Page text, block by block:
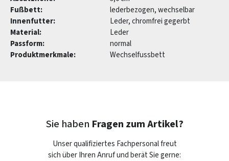
Fußbett:
lederbezogen, wechselbar
Innenfutter:
Leder, chromfrei gegerbt
Material:
Leder
Passform:
normal
Produktmerkmale:
Wechselfussbett
Sie haben Fragen zum Artikel?
Unser qualifiziertes Fachpersonal freut
sich über Ihren Anruf und berät Sie gerne: